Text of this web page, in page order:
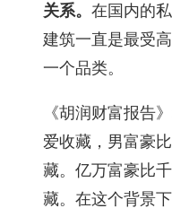
关系。 在国内的
建筑一直是最受
一个品类。
《胡润财富报告
爱收藏，男富豪
藏。亿万富豪比
藏。在这个背景